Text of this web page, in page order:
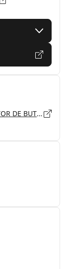
R.N. 23 Sortie Montlandon, 28240 ST VICTOR DE BUTHON